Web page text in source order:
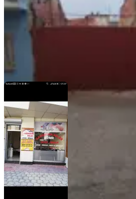
1.200.000 ₺ 1.500.000 ₺